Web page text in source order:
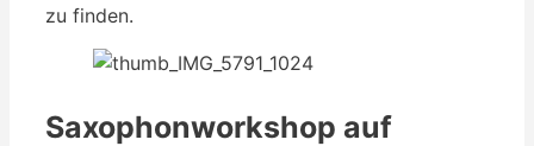
zu finden.
Saxophonworkshop auf